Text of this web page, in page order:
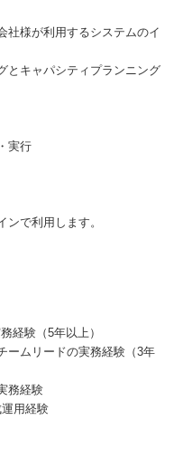
社様が利用するシステムのイ
とキャパシティプランニング
実行
で利用します。
経験（5年以上）
ームリードの実務経験（3年
務経験
用経験